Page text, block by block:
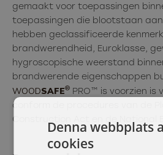
gemaakt voor toepassingen
toepassingen die blootstaan aan
hebben geclassificeerde
brandwerendheid, Euroklasse,
hygroscopische weerstand
brandwerende eigenschappen
WOODSAFE® PRO™ is voorzien
conform de procedures van de
Construction Act en de National
Denna webbplats
cookies